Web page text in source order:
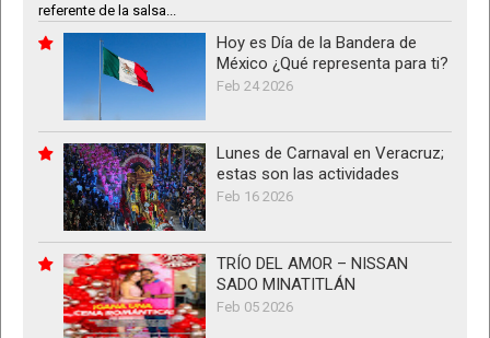
referente de la salsa...
Hoy es Día de la Bandera de
México ¿Qué representa para ti?
Feb 24 2026
Lunes de Carnaval en Veracruz;
estas son las actividades
Feb 16 2026
TRÍO DEL AMOR – NISSAN
SADO MINATITLÁN
Feb 05 2026